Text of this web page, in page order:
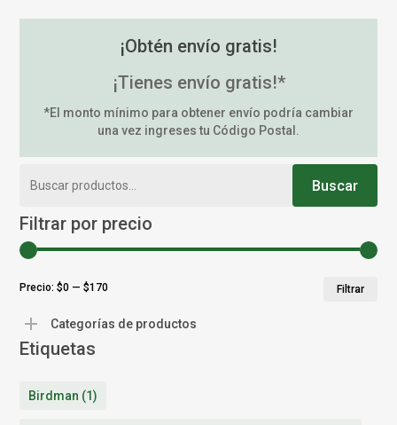
¡Obtén envío gratis!
¡Tienes envío gratis!*
*El monto mínimo para obtener envío podría cambiar
una vez ingreses tu Código Postal.
Buscar
Buscar
Filtrar por precio
Filtrar
Precio:$0 —$170
Categorías de productos
Etiquetas
Birdman (1)